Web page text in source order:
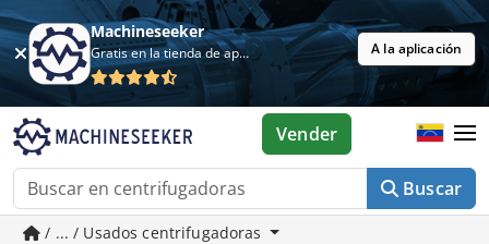
Machineseeker
Gratis en la tienda de aplicaciones A la aplicación
Buscar
Vender
/ ... / Usados centrifugadoras